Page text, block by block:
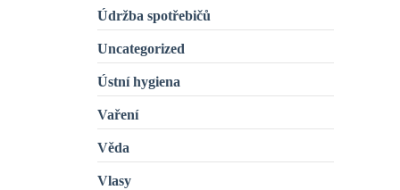
Údržba spotřebičů
Uncategorized
Ústní hygiena
Vaření
Věda
Vlasy